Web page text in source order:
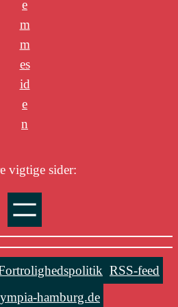
e
m
m
es
id
e
n
vigtige sider:
RSS-feed
hamburg.de